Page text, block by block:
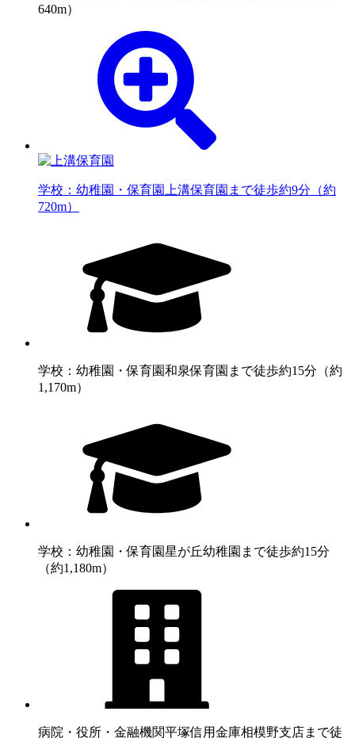
640m）
学校：幼稚園・保育園
上溝保育園まで徒歩約9分（約
720m）
学校：幼稚園・保育園和泉保育園まで徒歩約15分（約
1,170m）
学校：幼稚園・保育園星が丘幼稚園まで徒歩約15分
（約1,180m）
病院・役所・金融機関平塚信用金庫相模野支店まで徒